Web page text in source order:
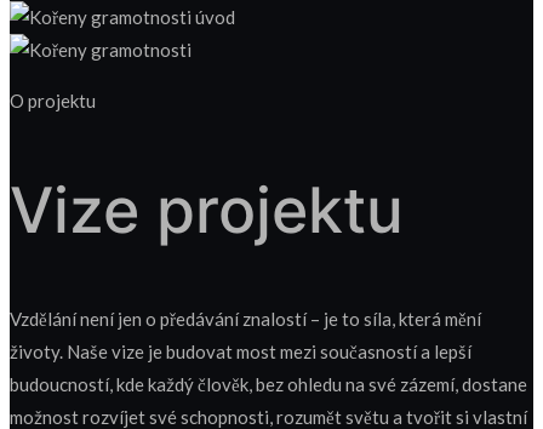
O projektu
Vize projektu
Vzdělání není jen o předávání znalostí – je to síla, která mění
životy. Naše vize je budovat most mezi současností a lepší
budoucností, kde každý člověk, bez ohledu na své zázemí, dostane
možnost rozvíjet své schopnosti, rozumět světu a tvořit si vlastní